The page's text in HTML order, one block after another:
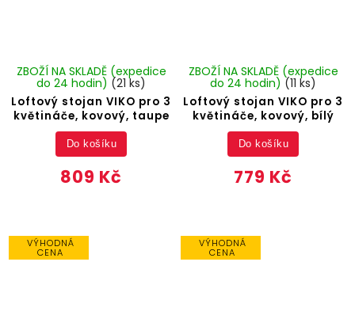
Loftový stojan VIKO pro 3
květináče, kovový, taupe
ZBOŽÍ NA SKLADĚ (expedice
do 24 hodin) (21 ks)
809 Kč
Do košíku
Loftový stojan VIKO pro 3
květináče, kovový, bílý
ZBOŽÍ NA SKLADĚ (expedice
do 24 hodin) (11 ks)
779 Kč
Do košíku
VÝHODNÁ
CENA
VÝHODNÁ
CENA